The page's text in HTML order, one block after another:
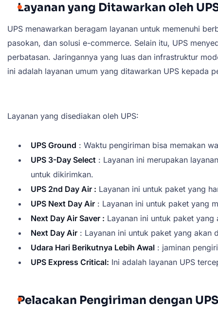
Layanan yang Ditawarkan oleh
UPS menawarkan beragam layanan untuk memenuhi
pasokan, dan solusi e-commerce. Selain itu, UPS
perbatasan. Jaringannya yang luas dan infrastruktur
ini adalah layanan umum yang ditawarkan UPS kepada
Layanan yang disediakan oleh UPS:
UPS Ground : Waktu pengiriman bisa memakan
UPS 3-Day Select : Layanan ini merupakan
untuk dikirimkan.
UPS 2nd Day Air : Layanan ini untuk paket yang
UPS Next Day Air : Layanan ini untuk paket yang
Next Day Air Saver : Layanan ini untuk paket
Next Day Air : Layanan ini untuk paket yang akan
Udara Hari Berikutnya Lebih Awal : jaminan
UPS Express Critical: Ini adalah layanan UPS
Pelacakan Pengiriman dengan UPS